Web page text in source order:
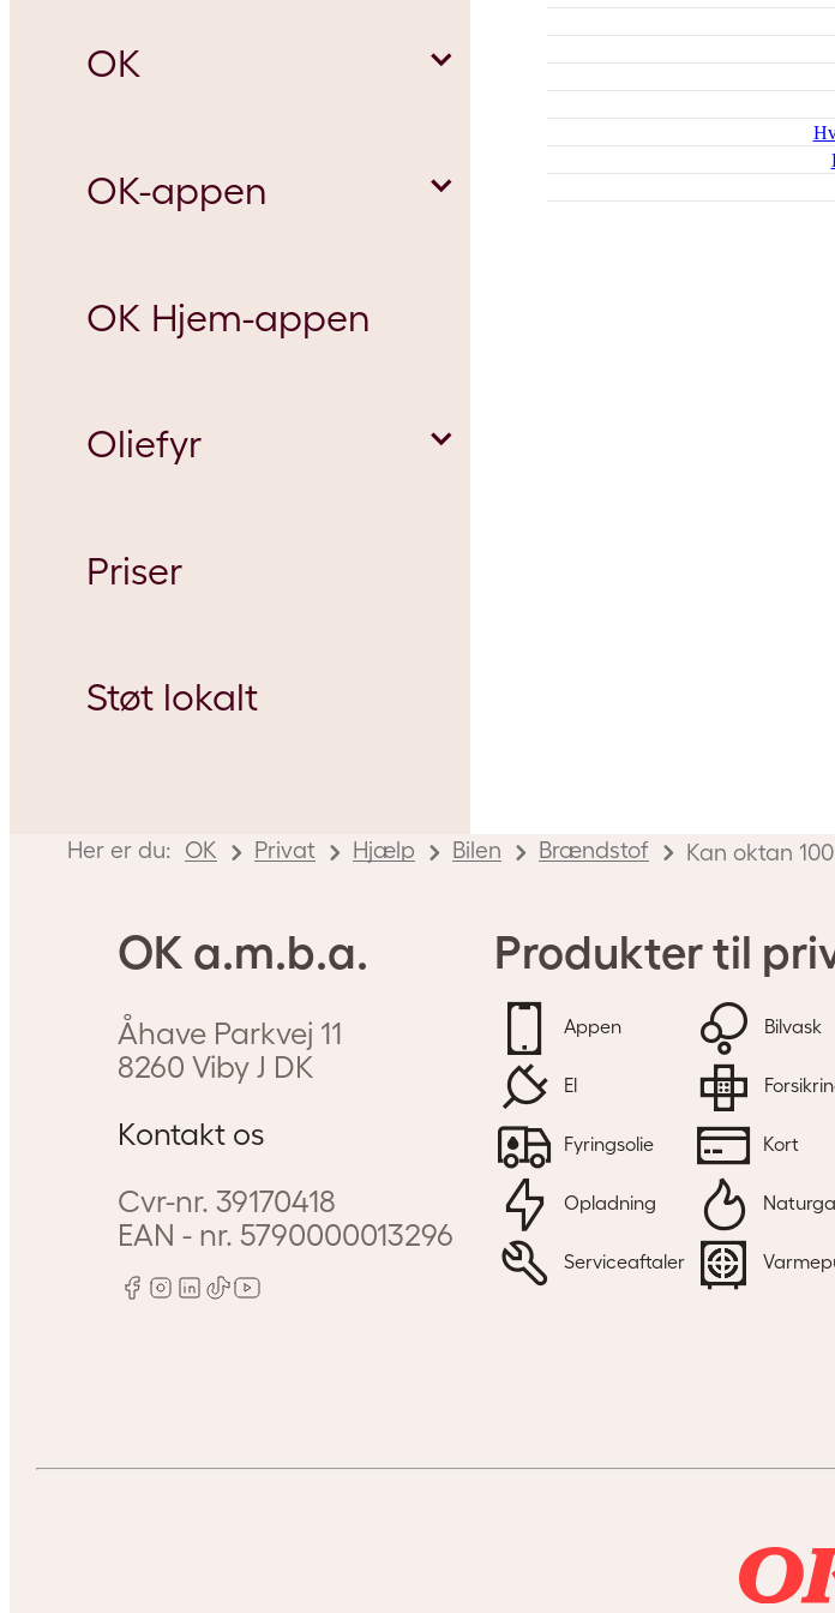
Betaling
Naturgasfyr
OK
OK generelt
Om medejerskab
Om medejervalg
Salgstrainee hos OK
Behandling af dødsbo
OK-appen
Hjemmeladning
Parkering
OK Hjem-appen
Oliefyr
Oliefyrsservice
Priser
Støt lokalt
Her er du: OK Privat Hjælp Bilen Brændstof Kan oktan
OK a.m.b.a.
Åhave Parkvej 11
8260 Viby J DK
Kontakt os
Cvr-nr. 39170418
EAN - nr. 5790000013296
Produkter til
Appen Bilvask
El
Fyringsolie Kort
Opladning
Serviceaftaler